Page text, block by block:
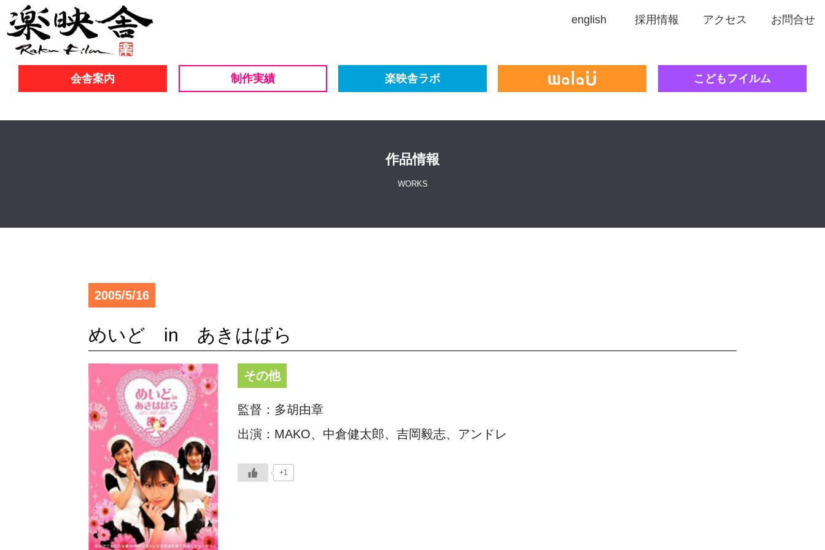
english 採用情報 アクセス お問合せ
会舎案内 制作実績 楽映舎ラボ こどもフイルム
作品情報
WORKS
2005/5/16
めいど in あきはばら
その他
監督：多胡由章
出演：MAKO、中倉健太郎、吉岡毅志、アンドレ
+1